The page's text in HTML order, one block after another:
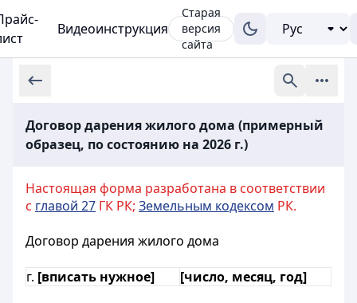
Видеоинструкция
Старая
версия
сайта
Договор дарения жилого дома (примерный
образец, по состоянию на 2026 г.)
Настоящая форма разработана в соответствии
с главой 27 ГК РК; Земельным кодексом РК.
Договор дарения жилого дома
г. [вписать нужное] [число, месяц, год]